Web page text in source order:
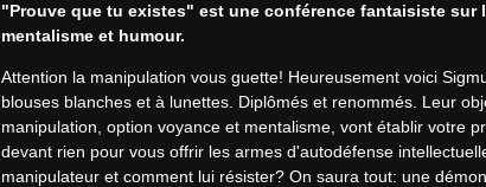
"Prouve que tu existes" est une conférence fantaisiste sur
mentalisme et humour.
Attention la manipulation vous guette! Heureusement voici
blouses blanches et à lunettes. Diplômés et renommés. Leur
manipulation, option voyance et mentalisme, vont établir votre
devant rien pour vous offrir les armes d'autodéfense
manipulateur et comment lui résister? On saura tout: une